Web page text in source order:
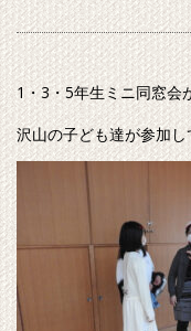
1・3・5年生ミニ同窓会
沢山の子ども達が参加